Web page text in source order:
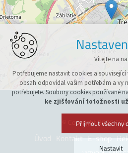
Vítejte na
Potřebujeme nastavit cookies a
obsah odpovídal vašim potřebám a vy
potřebujete. Soubory cookies používané
ke zjišťování totožnosti
Přijmout všechny
Nastavit
© Copyright 2026
Kontakt E-shop